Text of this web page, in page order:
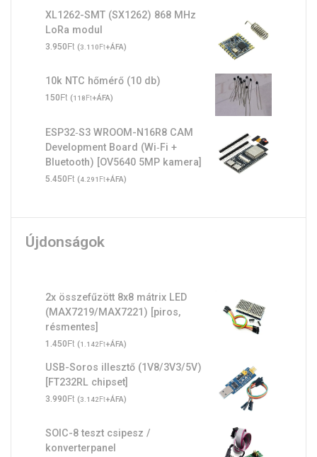
XL1262-SMT (SX1262) 868 MHz
LoRa modul
3.950Ft (3.110Ft+ÁFA)
10k NTC hőmérő (10 db)
150Ft (118Ft+ÁFA)
ESP32‑S3 WROOM-N16R8 CAM
Development Board (Wi‑Fi +
Bluetooth) [OV5640 5MP kamera]
5.450Ft (4.291 Ft+ÁFA)
Újdonságok
2x összefűzött 8x8 mátrix LED
(MAX7219/MAX7221) [piros,
résmentes]
1.450Ft (1.142Ft+ÁFA)
USB-Soros illesztő (1V8/3V3/5V)
[FT232RL chipset]
3.990Ft (3.142Ft+ÁFA)
SOIC-8 teszt csipesz /
konverterpanel